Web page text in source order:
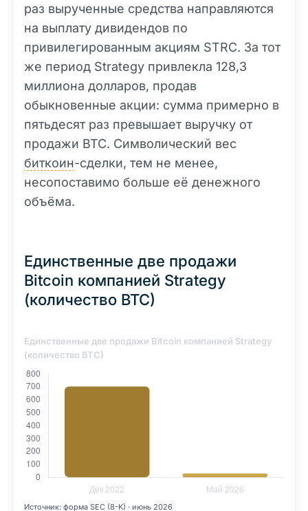
раз вырученные средства направляются
на выплату дивидендов по
привилегированным акциям STRC. За тот
же период Strategy привлекла 128,3
миллиона долларов, продав
обыкновенные акции: сумма примерно в
пятьдесят раз превышает выручку от
продажи BTC. Символический вес
биткоин-сделки, тем не менее,
несопоставимо больше её денежного
объёма.
Единственные две продажи
Bitcoin компанией Strategy
(количество BTC)
Единственные две продажи Bitcoin компанией Strategy
(количество BTC)
Источник: форма SEC (8-K) · июнь 2026